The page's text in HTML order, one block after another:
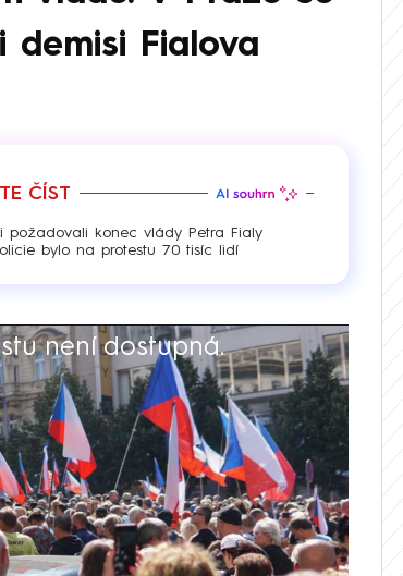
demisi Fialova
ČÍST
požadovali konec vlády Petra Fialy
bylo na protestu 70 tisíc lidí
není dostupná.